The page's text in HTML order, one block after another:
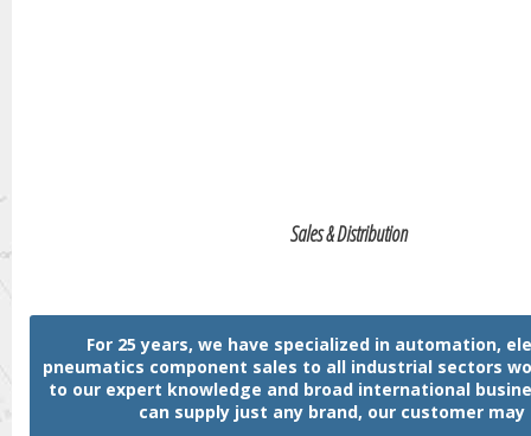
Sales & Distribution
For 25 years, we have specialized in automation,
pneumatics component sales to all industrial sectors
to our expert knowledge and broad international
can supply just any brand, our customer may